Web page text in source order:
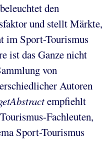
den
und stellt Märkte,
im Sport-Tourismus
ist das Ganze nicht
von
Autoren
empfiehlt
Fachleuten,
Sport-Tourismus